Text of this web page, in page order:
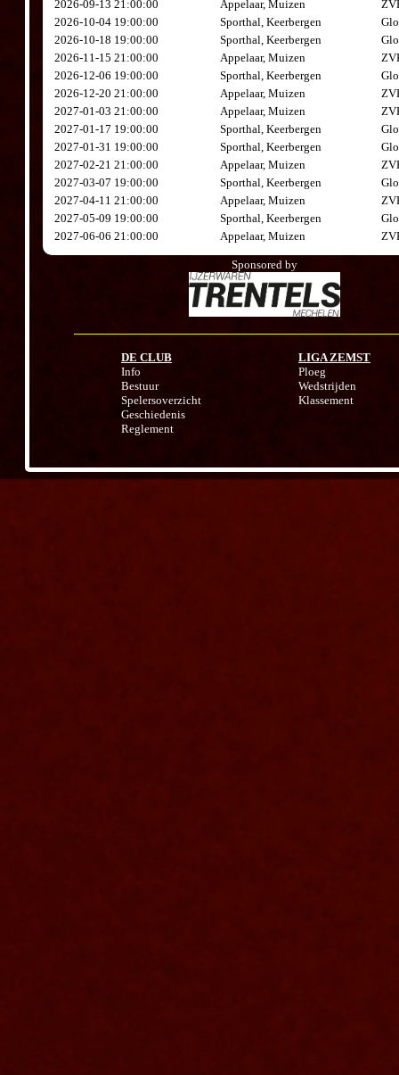
2026-09-13 21:00:00
Appelaar, Muizen
2026-10-04 19:00:00
Sporthal, Keerbergen
2026-10-18 19:00:00
Sporthal, Keerbergen
2026-11-15 21:00:00
Appelaar, Muizen
2026-12-06 19:00:00
Sporthal, Keerbergen
2026-12-20 21:00:00
Appelaar, Muizen
2027-01-03 21:00:00
Appelaar, Muizen
2027-01-17 19:00:00
Sporthal, Keerbergen
2027-01-31 19:00:00
Sporthal, Keerbergen
2027-02-21 21:00:00
Appelaar, Muizen
2027-03-07 19:00:00
Sporthal, Keerbergen
2027-04-11 21:00:00
Appelaar, Muizen
2027-05-09 19:00:00
Sporthal, Keerbergen
2027-06-06 21:00:00
Appelaar, Muizen
Sponsored by
DE CLUB
Info
Bestuur
Spelersoverzicht
Geschiedenis
Reglement
LIGA ZEMST
Ploeg
Wedstrijden
Klassement